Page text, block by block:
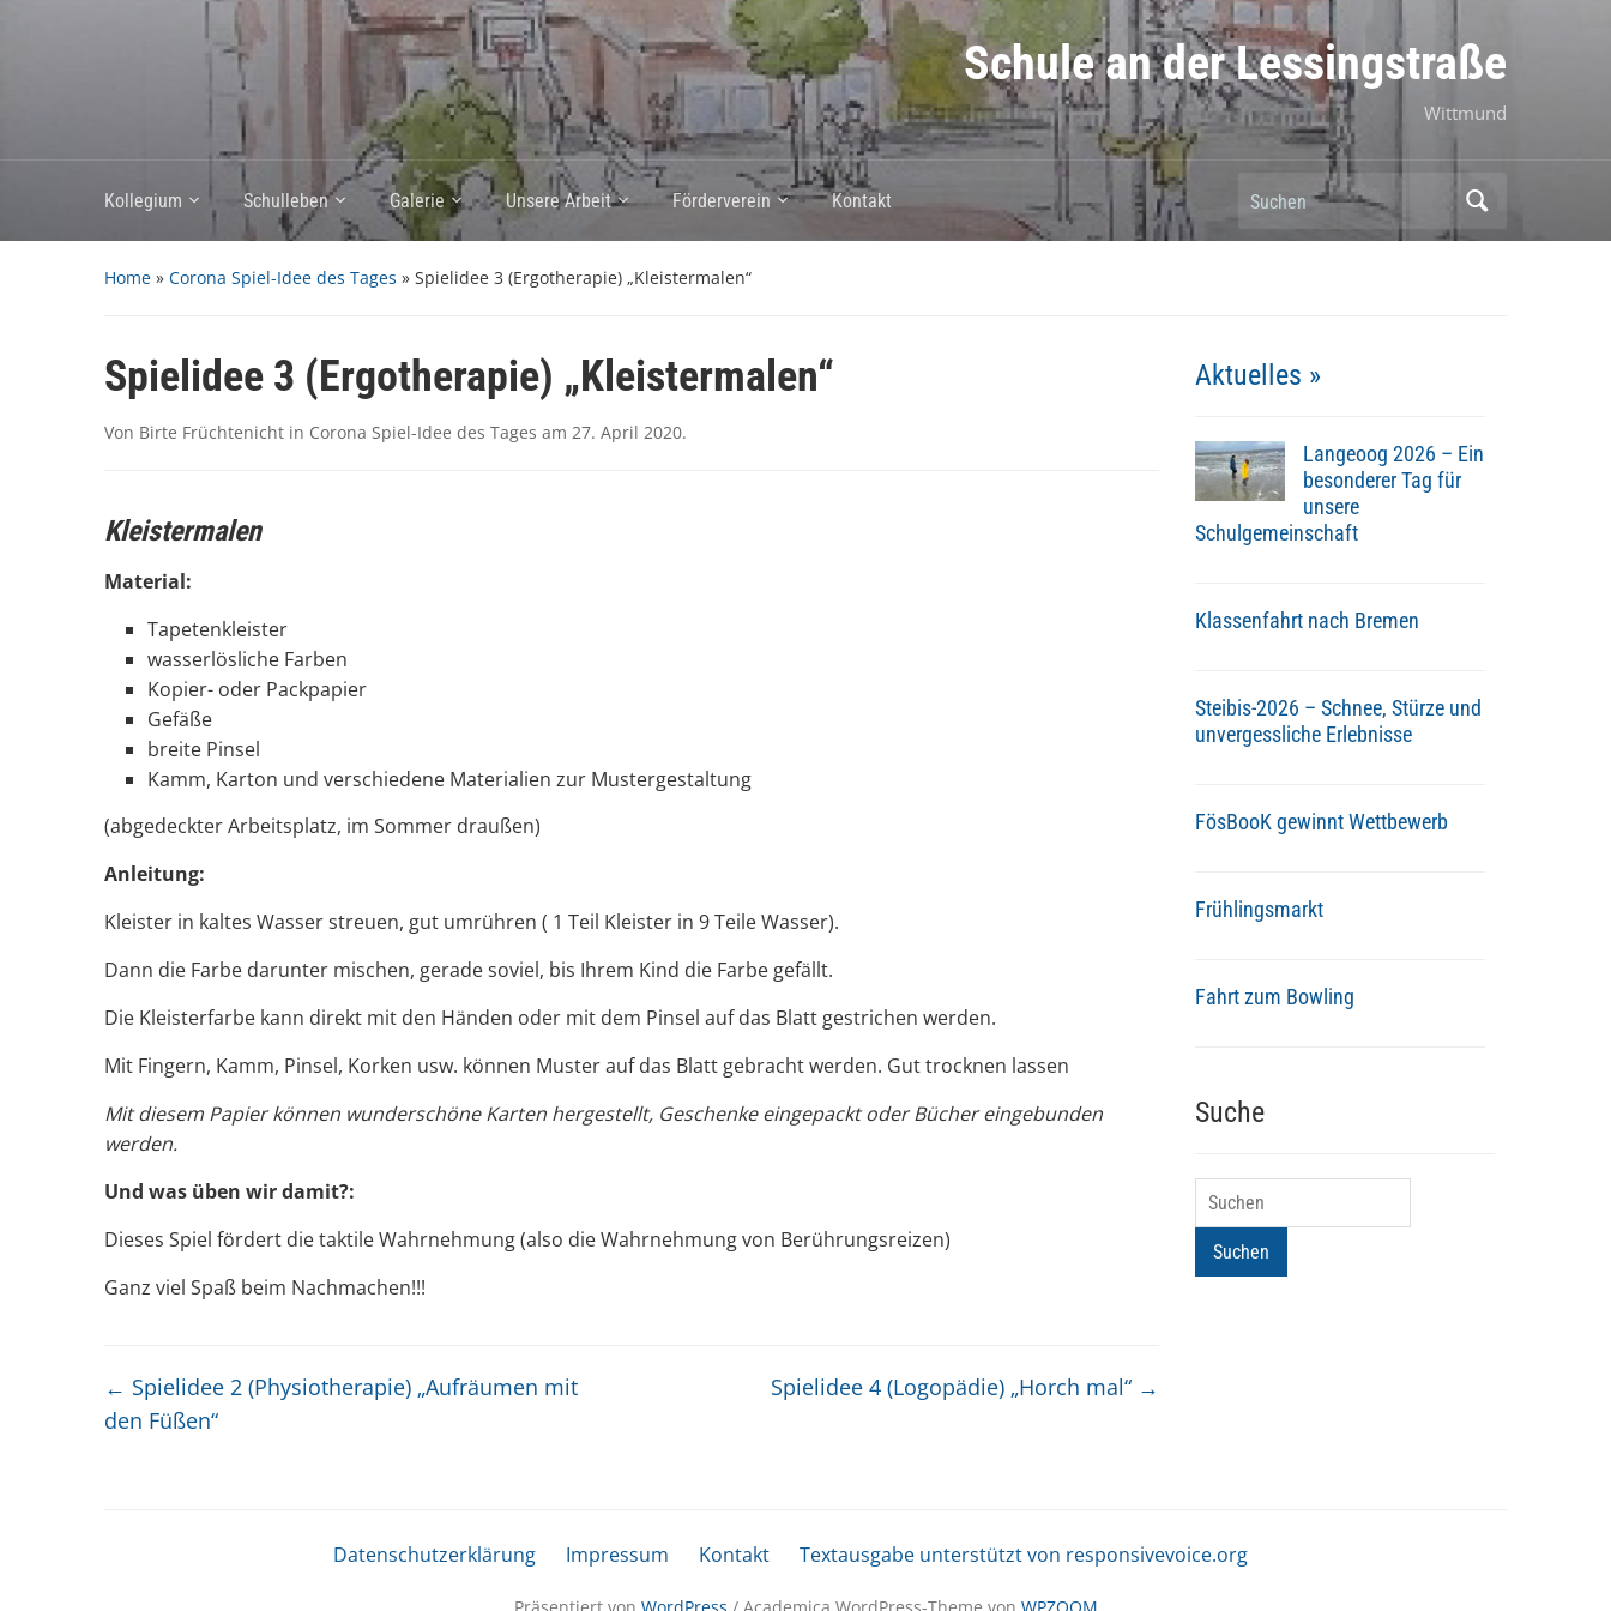
Schule an der Lessingstraße
Wittmund
Kollegium Schulleben Galerie Unsere Arbeit Förderverein Kontakt Suchen
Home » Corona Spiel-Idee des Tages » Spielidee 3 (Ergotherapie) „Kleistermalen“
Spielidee 3 (Ergotherapie) „Kleistermalen“
Von Birte Früchtenicht in Corona Spiel-Idee des Tages am 27. April 2020.
Kleistermalen
Material:
Tapetenkleister
wasserlösliche Farben
Kopier- oder Packpapier
Gefäße
breite Pinsel
Kamm, Karton und verschiedene Materialien zur Mustergestaltung
(abgedeckter Arbeitsplatz, im Sommer draußen)
Anleitung:
Kleister in kaltes Wasser streuen, gut umrühren ( 1 Teil Kleister in 9 Teile Wasser).
Dann die Farbe darunter mischen, gerade soviel, bis Ihrem Kind die Farbe gefällt.
Die Kleisterfarbe kann direkt mit den Händen oder mit dem Pinsel auf das Blatt gestrichen werden.
Mit Fingern, Kamm, Pinsel, Korken usw. können Muster auf das Blatt gebracht werden. Gut trocknen lassen
Mit diesem Papier können wunderschöne Karten hergestellt, Geschenke eingepackt oder Bücher eingebunden
werden.
Und was üben wir damit?:
Dieses Spiel fördert die taktile Wahrnehmung (also die Wahrnehmung von Berührungsreizen)
Ganz viel Spaß beim Nachmachen!!!
← Spielidee 2 (Physiotherapie) „Aufräumen mit
den Füßen“
Spielidee 4 (Logopädie) „Horch mal“ →
Aktuelles »
Langeoog 2026 – Ein
besonderer Tag für
unsere
Schulgemeinschaft
Klassenfahrt nach Bremen
Steibis-2026 – Schnee, Stürze und
unvergessliche Erlebnisse
FösBooK gewinnt Wettbewerb
Frühlingsmarkt
Fahrt zum Bowling
Suche
Suchen
Suchen
Datenschutzerklärung Impressum Kontakt Textausgabe unterstützt von responsivevoice.org